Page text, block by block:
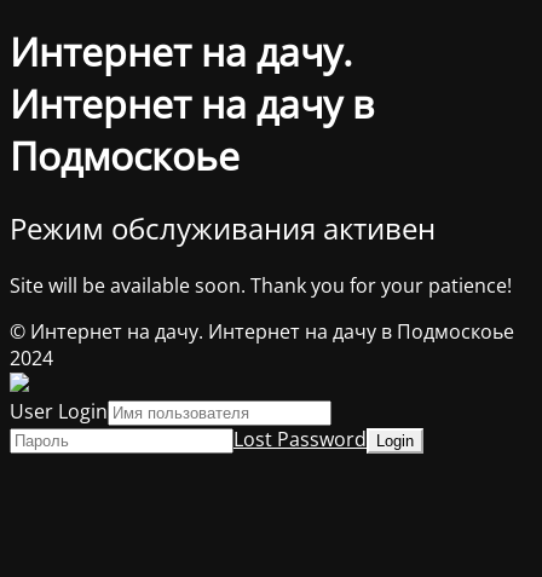
Интернет на дачу.
Интернет на дачу в
Подмоскоье
Режим обслуживания активен
Site will be available soon. Thank you for your patience!
© Интернет на дачу. Интернет на дачу в Подмоскоье
2024
User Login
Lost Password